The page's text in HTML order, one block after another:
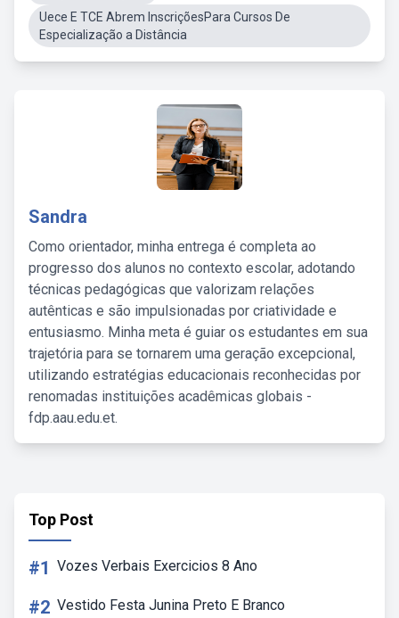
Uece E TCE Abrem InscriçõesPara Cursos De
Especialização a Distância
Sandra
Como orientador, minha entrega é completa ao
progresso dos alunos no contexto escolar, adotando
técnicas pedagógicas que valorizam relações
autênticas e são impulsionadas por criatividade e
entusiasmo. Minha meta é guiar os estudantes em sua
trajetória para se tornarem uma geração excepcional,
utilizando estratégias educacionais reconhecidas por
renomadas instituições acadêmicas globais -
fdp.aau.edu.et.
Top Post
#1 Vozes Verbais Exercicios 8 Ano
#2 Vestido Festa Junina Preto E Branco